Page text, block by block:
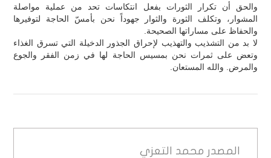
والحق أن تكرار الثورات بفعل انتكاسات تحد من عملية مواصلة
المشوار، وتكلف الثورة والثوار جهوداً نحن بأمسّ الحاجة لتوفيرها
والحفاظ على مساراتها الصحيحة.
لا بد من التشذيب والتهذيب لإحراق الجذور الدخيلة التي تسرق الغذاء
وتعض على ثمرات نحن بمسيس الحاجة لها في زمن الفقر والجوع
والمرض. والله المستعان.
المصدر محمد التعزي